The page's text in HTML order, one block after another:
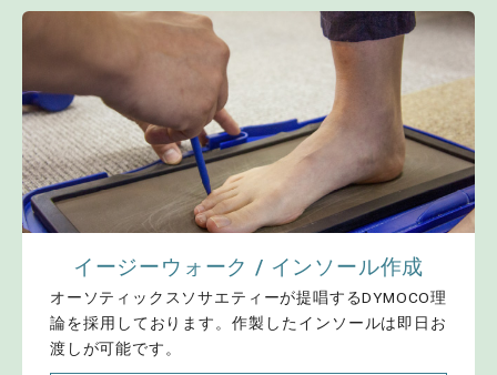
イージーウォーク / インソール作成
オーソティックスソサエティーが提唱するDYMOCO理
論を採用しております。作製したインソールは即日お
渡しが可能です。